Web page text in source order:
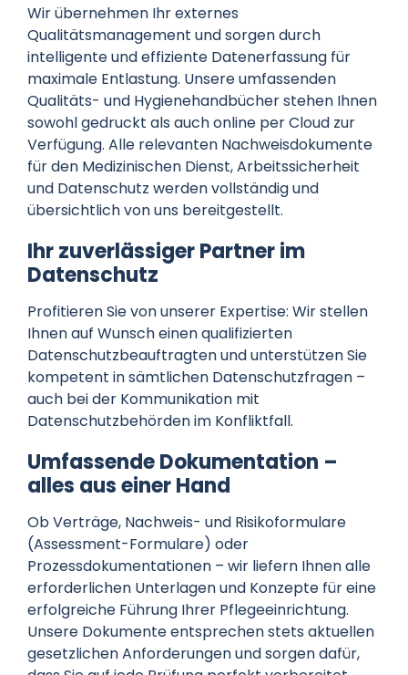
Wir übernehmen Ihr externes
Qualitätsmanagement und sorgen durch
intelligente und effiziente Datenerfassung für
maximale Entlastung. Unsere umfassenden
Qualitäts- und Hygienehandbücher stehen Ihnen
sowohl gedruckt als auch online per Cloud zur
Verfügung. Alle relevanten Nachweisdokumente
für den Medizinischen Dienst, Arbeitssicherheit
und Datenschutz werden vollständig und
übersichtlich von uns bereitgestellt.
Ihr zuverlässiger Partner im
Datenschutz
Profitieren Sie von unserer Expertise: Wir stellen
Ihnen auf Wunsch einen qualifizierten
Datenschutzbeauftragten und unterstützen Sie
kompetent in sämtlichen Datenschutzfragen –
auch bei der Kommunikation mit
Datenschutzbehörden im Konfliktfall.
Umfassende Dokumentation –
alles aus einer Hand
Ob Verträge, Nachweis- und Risikoformulare
(Assessment-Formulare) oder
Prozessdokumentationen – wir liefern Ihnen alle
erforderlichen Unterlagen und Konzepte für eine
erfolgreiche Führung Ihrer Pflegeeinrichtung.
Unsere Dokumente entsprechen stets aktuellen
gesetzlichen Anforderungen und sorgen dafür,